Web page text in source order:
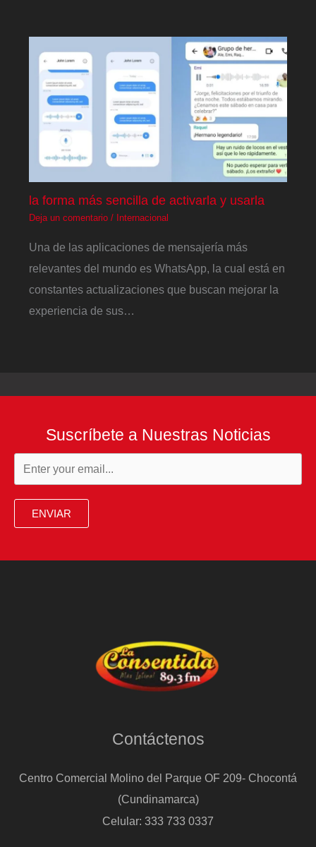
la forma más sencilla de activarla y usarla
Deja un comentario / Internacional
Una de las aplicaciones de mensajería más
relevantes del mundo es WhatsApp, la cual está en
constantes actualizaciones que buscan mejorar la
experiencia de sus…
Suscríbete a Nuestras Noticias
ENVIAR
Contáctenos
Centro Comercial Molino del Parque OF 209- Chocontá
(Cundinamarca)
Celular: 333 733 0337